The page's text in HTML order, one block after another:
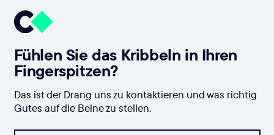
Fühlen Sie das Kribbeln in Ihren
Fingerspitzen?
Das ist der Drang uns zu kontaktieren und was richtig
Gutes auf die Beine zu stellen.